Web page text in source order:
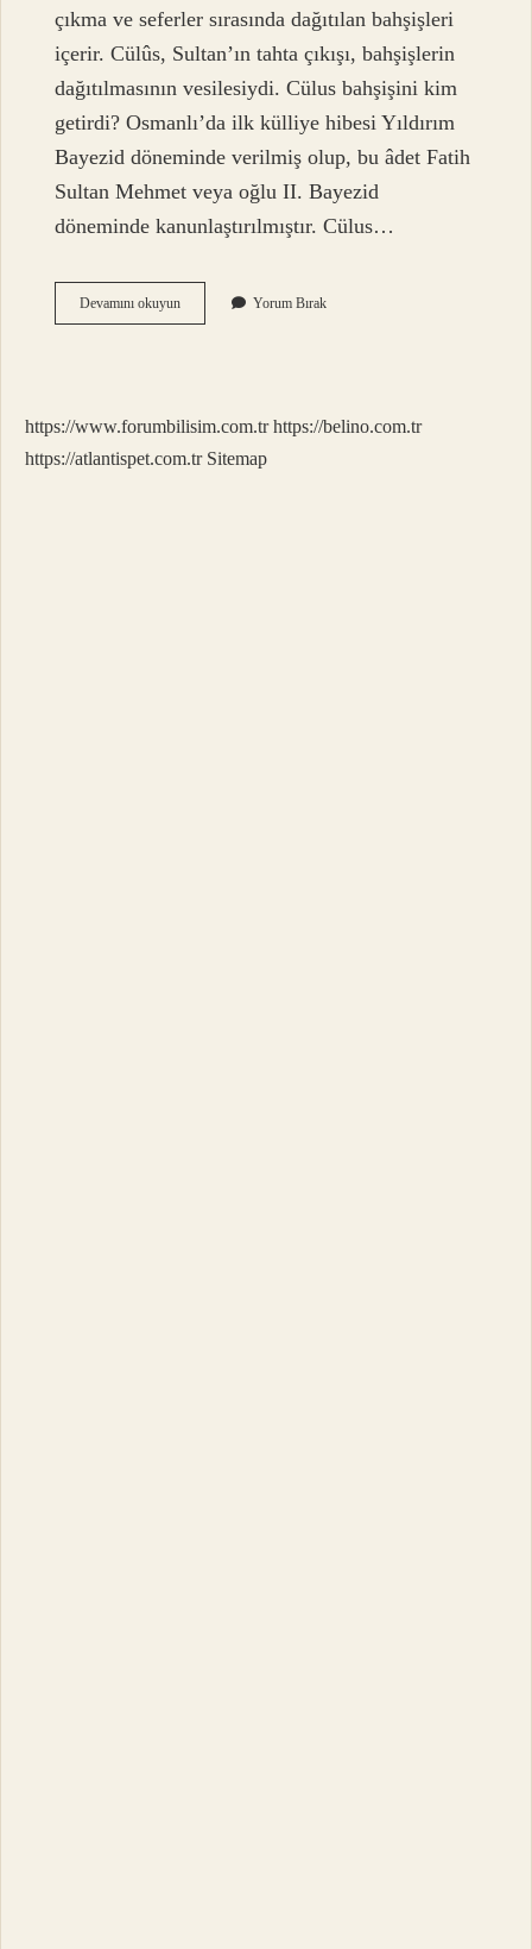
çıkma ve seferler sırasında dağıtılan bahşişleri
içerir. Cülûs, Sultan’ın tahta çıkışı, bahşişlerin
dağıtılmasının vesilesiydi. Cülus bahşişini kim
getirdi? Osmanlı’da ilk külliye hibesi Yıldırım
Bayezid döneminde verilmiş olup, bu âdet Fatih
Sultan Mehmet veya oğlu II. Bayezid
döneminde kanunlaştırılmıştır. Cülus…
Devamını okuyunCülus
Etmek
Yorum Bırak
https://www.forumbilisim.com.tr https://belino.com.tr
https://atlantispet.com.tr Sitemap